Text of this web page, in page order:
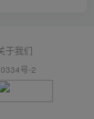
于我们
号-2